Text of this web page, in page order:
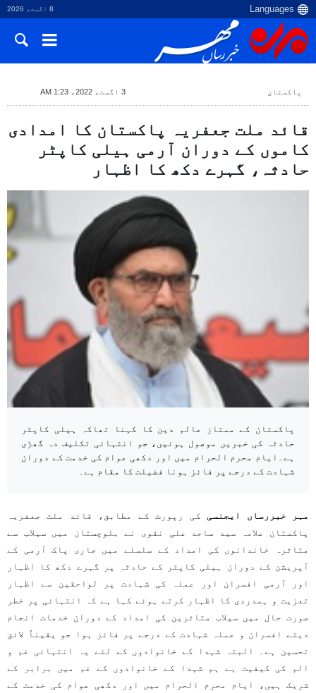
8 اگست، 2026
پاکستان 3 اگست، 2022، 1:23 AM
قائد ملت جعفریہ پاکستان کا امدادی
کاموں کے دوران آرمی ہیلی کاپٹر
حادثہ، گہرے دکھ کا اظہار
پاکستان کے ممتاز عالم دین کا کہنا تھاکہ ہیلی کاپٹر
حادثہ کی خبریں موصول ہوئیں، جو انتہائی تکلیف دہ گھڑی
ہے۔ایام محرم الحرام میں اور دکھی عوام کی خدمت کے دوران
شہادت کے درجے پر فائز ہونا فضیلت کا مقام ہے۔
مہر خبررساں ایجنسی کی رپورٹ کے مطابق، قائد ملت جعفریہ
پاکستان علامہ سید ساجد علی نقوی نے بلوچستان میں سیلاب سے
متاثرہ خاندانوں کی امداد کے سلسلے میں جاری پاک آرمی کے
آپریشن کے دوران ہیلی کاپٹر کے حادثہ پر گہرے دکھ کا اظہار
اور آرمی افسران اور عملہ کی شہادت پر لواحقین سے اظہار
تعزیت و ہمدردی کا اظہار کرتے ہوئے کہا ہے کہ انتہائی پر خطر
صورت حال میں سیلاب متاثرین کی امداد کے دوران خدمات انجام
دیتے افسران و عملہ شہادت کے درجے پر فائز ہوا جو یقیناً لائق
تحسین ہے۔ البتہ شہدا کے خانوادوں کے لئے یہ انتہائی غم و
الم کی کیفیت ہے ہم شہدا کے خانوادوں کے غم میں برابر کے
شریک ہیں، ایام محرم الحرام میں اور دکھی عوام کی خدمت کے